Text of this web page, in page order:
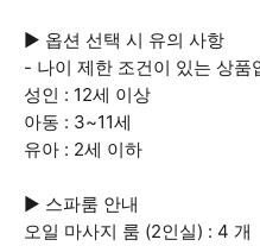
▶ 옵션 선택 시 유의 사항
- 나이 제한 조건이 있는 상품
성인 : 12세 이상
아동 : 3~11세
유아 : 2세 이하
▶ 스파룸 안내
오일 마사지 룸 (2인실) : 4 개